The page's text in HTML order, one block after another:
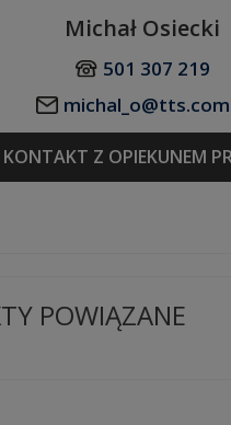
Michał Osiecki
501 307 219
KONTAKT Z OPIEKUNEM
POWIĄZANE